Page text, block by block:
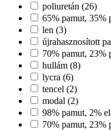
poliuretán (26)
65% pamut, 35%
len (3)
újrahasznosított
70% pamut, 23%
hullám (8)
lycra (6)
tencel (2)
modal (2)
98% pamut, 2%
70% pamut, 23%